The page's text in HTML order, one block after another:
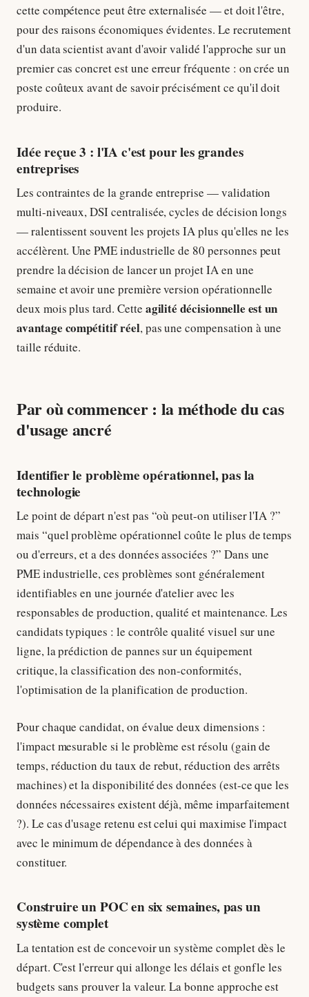
cette compétence peut être externalisée — et doit l'être,
pour des raisons économiques évidentes. Le recrutement
d'un data scientist avant d'avoir validé l'approche sur un
premier cas concret est une erreur fréquente : on crée un
poste coûteux avant de savoir précisément ce qu'il doit
produire.
Idée reçue 3 : l'IA c'est pour les grandes
entreprises
Les contraintes de la grande entreprise — validation
multi-niveaux, DSI centralisée, cycles de décision longs
— ralentissent souvent les projets IA plus qu'elles ne les
accélèrent. Une PME industrielle de 80 personnes peut
prendre la décision de lancer un projet IA en une
semaine et avoir une première version opérationnelle
deux mois plus tard. Cette agilité décisionnelle est un
avantage compétitif réel, pas une compensation à une
taille réduite.
Par où commencer : la méthode du cas
d'usage ancré
Identifier le problème opérationnel, pas la
technologie
Le point de départ n'est pas “où peut-on utiliser l'IA ?”
mais “quel problème opérationnel coûte le plus de temps
ou d'erreurs, et a des données associées ?” Dans une
PME industrielle, ces problèmes sont généralement
identifiables en une journée d'atelier avec les
responsables de production, qualité et maintenance. Les
candidats typiques : le contrôle qualité visuel sur une
ligne, la prédiction de pannes sur un équipement
critique, la classification des non-conformités,
l'optimisation de la planification de production.
Pour chaque candidat, on évalue deux dimensions :
l'impact mesurable si le problème est résolu (gain de
temps, réduction du taux de rebut, réduction des arrêts
machines) et la disponibilité des données (est-ce que les
données nécessaires existent déjà, même imparfaitement
?). Le cas d'usage retenu est celui qui maximise l'impact
avec le minimum de dépendance à des données à
constituer.
Construire un POC en six semaines, pas un
système complet
La tentation est de concevoir un système complet dès le
départ. C'est l'erreur qui allonge les délais et gonfle les
budgets sans prouver la valeur. La bonne approche est